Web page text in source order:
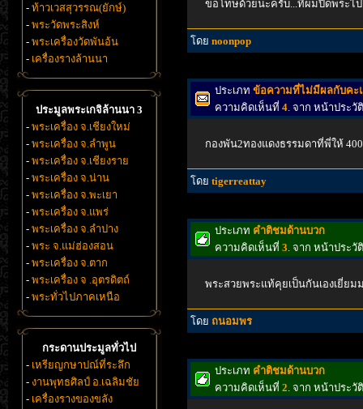
- ท้าวเวสสุวรรณ(ยักษ์)
- พระวัดพระสิงห์
- พระเครื่องวัดพันอ้น
- เครื่องรางล้านนา
ประมูลพระเกจิล้านนา 3
- พระเครื่อง จ.เชียงใหม่
- พระเครื่อง จ.ลำพูน
- พระเครื่อง จ.เชียงราย
- พระเครื่อง จ.น่าน
- พระเครื่อง จ.พะเยา
- พระเครื่อง จ.แพร่
- พระเครื่อง จ.ลำปาง
- พระ จ.แม่ฮ่องสอน
- พระเครื่อง จ.ตาก
- พระเครื่อง จ .อุตรดิตถ์
- พระทั่วไปภาคเหนือ
กระดานประมูลทั่วไป
- เหรียญกษาปณ์ที่ระลึก
- งานพุทธศิลป์ อ.เฉลิมชัย
- เครื่องรางของขลัง
ขอโทษด้วยนะครับ...ที่ผมปิดพระไ
โดย noonpop
ประเภท ข้อความที่ไม่มีผลกับคะ
ความคิดเห็นที่ 4. จาก หน้าประ
กองพัน2ทองแดงธรรมดาที่พี่ให้
โดย tigerreattay
ประเภท คำติชมด้านบวก
ความคิดเห็นที่ 3. จาก หน้าประ
พระสวยพระแท้คุยเป็นกันเองเยี่ยม
โดย ถนอมพร
ประเภท คำติชมด้านบวก
ความคิดเห็นที่ 2. จาก หน้าประ